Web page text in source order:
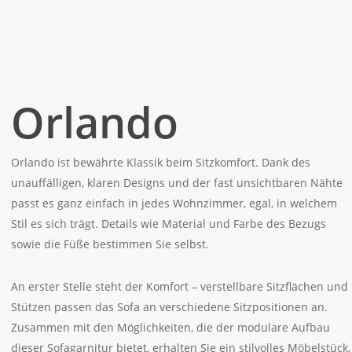
Orlando
Orlando ist bewährte Klassik beim Sitzkomfort. Dank des
unauffälligen, klaren Designs und der fast unsichtbaren Nähte
passt es ganz einfach in jedes Wohnzimmer, egal, in welchem
Stil es sich trägt. Details wie Material und Farbe des Bezugs
sowie die Füße bestimmen Sie selbst.
An erster Stelle steht der Komfort – verstellbare Sitzflächen und
Stützen passen das Sofa an verschiedene Sitzpositionen an.
Zusammen mit den Möglichkeiten, die der modulare Aufbau
dieser Sofagarnitur bietet, erhalten Sie ein stilvolles Möbelstück,